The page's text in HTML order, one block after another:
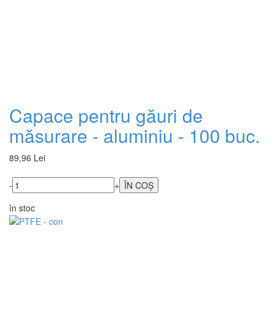
Capace pentru găuri de
măsurare - aluminiu - 100 buc.
89,96 Lei
-
+
în stoc